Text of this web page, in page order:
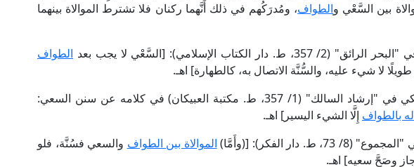
بين السَّعْي والطواف، ومُدرَكُهم في ذلك أَنَّهما ركنان فلا تشترط الموالاة بينهما
الإسلامي): [السَّعْي لا يجب بعد
الطواف
لا شيء عليه، والسُّنَّة الاتصال به، كالطهارة] اهـ.
وقال العَلَّامة ابن فرحون المالكي في "إرشاد السالك" (1/ 357، ط. مكتبة العبيكان) في كلامه عن سنن السعي:
بالطواف إِلَّا الشيء اليسير] اهـ.
ط. دار الفكر): [(وأَمَّا)
الموالاة بين الطواف والسعي فسُنَّة، فلو
جاز وصَحَّ سعيه] اهـ.